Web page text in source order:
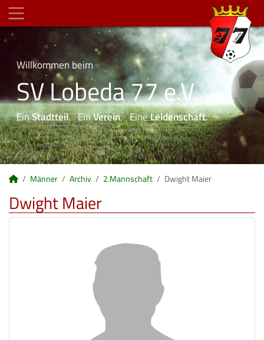
Willkommen beim
SV Lobeda 77 e.V.
EinStadtteil. EinVerein. EineLeidenschaft.
Männer Archiv 2.Mannschaft Dwight Maier
Dwight Maier